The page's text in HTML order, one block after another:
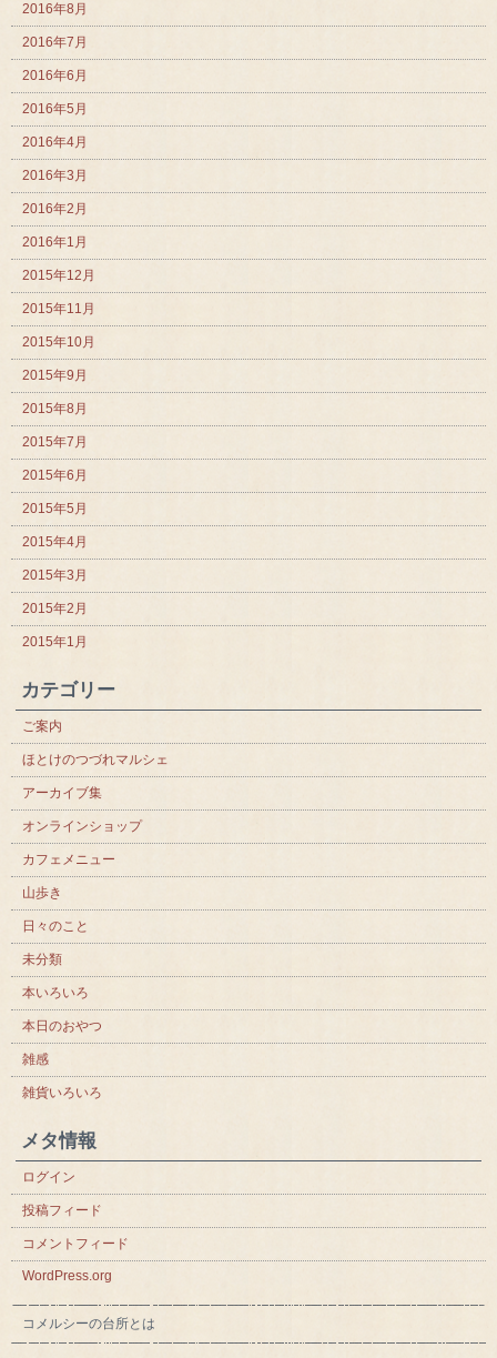
2016年8月
2016年7月
2016年6月
2016年5月
2016年4月
2016年3月
2016年2月
2016年1月
2015年12月
2015年11月
2015年10月
2015年9月
2015年8月
2015年7月
2015年6月
2015年5月
2015年4月
2015年3月
2015年2月
2015年1月
カテゴリー
ご案内
ほとけのつづれマルシェ
アーカイブ集
オンラインショップ
カフェメニュー
山歩き
日々のこと
未分類
本いろいろ
本日のおやつ
雑感
雑貨いろいろ
メタ情報
ログイン
投稿フィード
コメントフィード
WordPress.org
コメルシーの台所とは